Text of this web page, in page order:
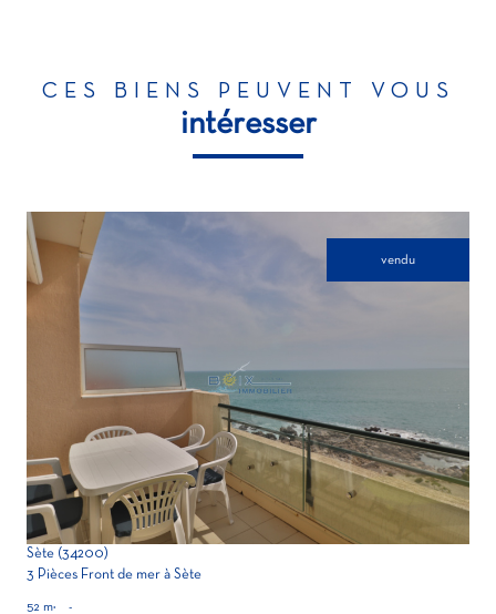
CES BIENS PEUVENT VOUS
intéresser
vendu
voir le bien
Sète (34200)
3 Pièces Front de mer à Sète
52 m² -